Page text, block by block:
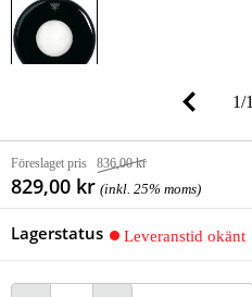
1/1
Föreslaget pris 836,00 kr
829,00 kr (inkl. 25% moms)
Lagerstatus Leveranstid okänt